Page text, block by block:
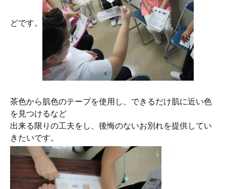
どです。
茶色から肌色のテープを使用し、できるだけ肌に近い色
を見つけるなど
出来る限りの工夫をし、後悔のないお別れを提供してい
きたいです。